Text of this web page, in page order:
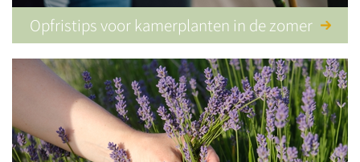
Opfristips voor kamerplanten in de zomer